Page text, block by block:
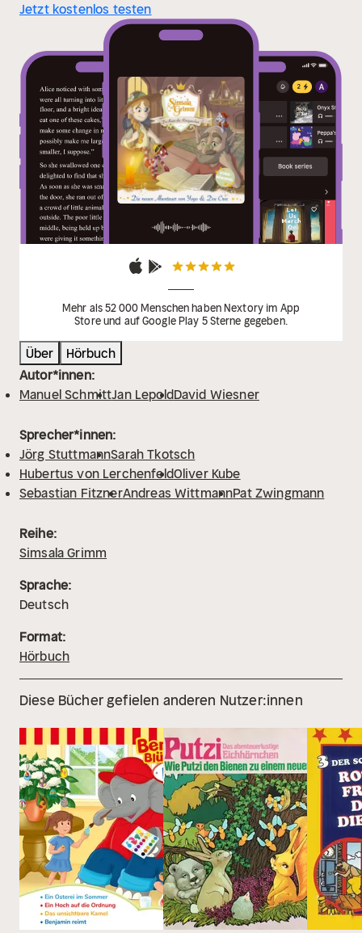
Jetzt kostenlos testen
Mehr als 52 000 Menschen haben Nextory im App
Store und auf Google Play 5 Sterne gegeben.
Über
Hörbuch
Autor*innen:
Manuel SchmittJan LepoldDavid Wiesner
Sprecher*innen:
Jörg StuttmannSarah Tkotsch
Hubertus von LerchenfeldOliver Kube
Sebastian FitznerAndreas WittmannPat Zwingmann
Reihe:
Simsala Grimm
Sprache:
Deutsch
Format:
Hörbuch
Diese Bücher gefielen anderen Nutzer:innen